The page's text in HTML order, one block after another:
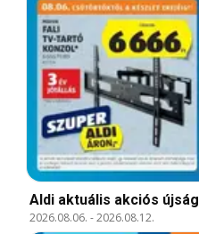
Aldi aktuális akciós újság
2026.08.06. -2026.08.12.